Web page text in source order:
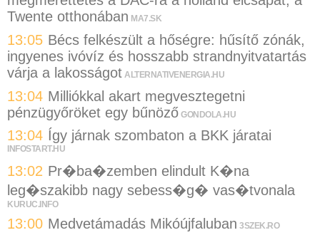
Twente otthonában MA7.SK
13:05 Bécs felkészült a hőségre: hűsítő zónák,
ingyenes ivóvíz és hosszabb strandnyitvatartás
várja a lakosságot ALTERNATIVENERGIA.HU
13:04 Milliókkal akart megvesztegetni
pénzügyőröket egy bűnöző GONDOLA.HU
13:04 Így járnak szombaton a BKK járatai
INFOSTART.HU
13:02 Pr�ba�zemben elindult K�na
leg�szakibb nagy sebess�g� vas�tvonala
KURUC.INFO
13:00 Medvetámadás Mikóújfaluban 3SZEK.RO